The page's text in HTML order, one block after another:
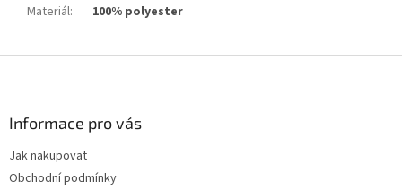
Materiál: 100% polyester
Informace pro vás
Jak nakupovat
Obchodní podmínky